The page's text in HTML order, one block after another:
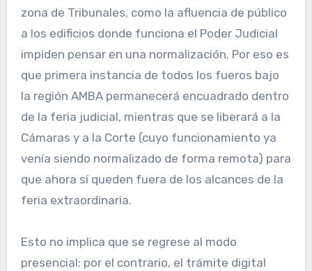
zona de Tribunales, como la afluencia de público
a los edificios donde funciona el Poder Judicial
impiden pensar en una normalización. Por eso es
que primera instancia de todos los fueros bajo
la región AMBA permanecerá encuadrado dentro
de la feria judicial, mientras que se liberará a la
Cámaras y a la Corte (cuyo funcionamiento ya
venía siendo normalizado de forma remota) para
que ahora sí queden fuera de los alcances de la
feria extraordinaria.
Esto no implica que se regrese al modo
presencial: por el contrario, el trámite digital